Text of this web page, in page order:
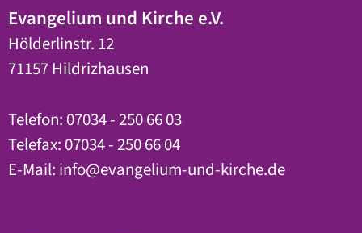
Evangelium und Kirche e.V.
Hölderlinstr. 12
71157 Hildrizhausen
Telefon: 07034 - 250 66 03
Telefax: 07034 - 250 66 04
E-Mail: info@evangelium-und-kirche.de